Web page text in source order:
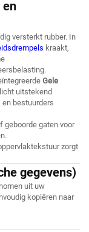
en
versterkt rubber. In
kraakt,
Gele
uitstekend
en bestuurders
geboorde gaten voor
zorgt
gegevens)
uit uw
kopiëren naar